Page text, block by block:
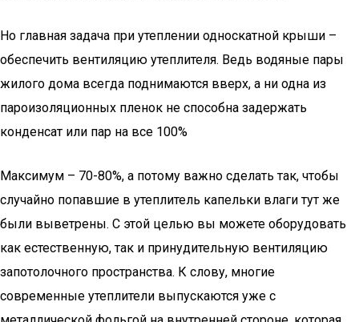
Но главная задача при утеплении односкатной крыши –
обеспечить вентиляцию утеплителя. Ведь водяные пары
жилого дома всегда поднимаются вверх, а ни одна из
пароизоляционных пленок не способна задержать
конденсат или пар на все 100%
Максимум – 70-80%, а потому важно сделать так, чтобы
случайно попавшие в утеплитель капельки влаги тут же
были выветрены. С этой целью вы можете оборудовать
как естественную, так и принудительную вентиляцию
запотолочного пространства. К слову, многие
современные утеплители выпускаются уже с